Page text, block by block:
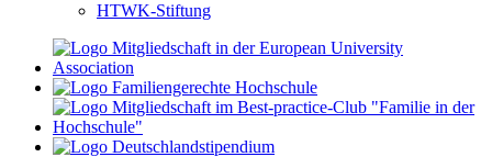
HTWK-Stiftung